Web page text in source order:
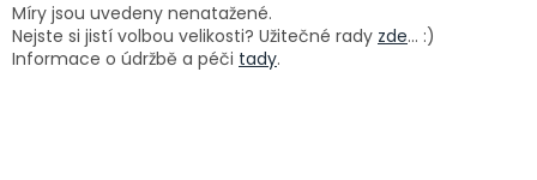
Míry jsou uvedeny nenatažené.
Nejste si jistí volbou velikosti? Užitečné rady zde... :)
Informace o údržbě a péči tady.